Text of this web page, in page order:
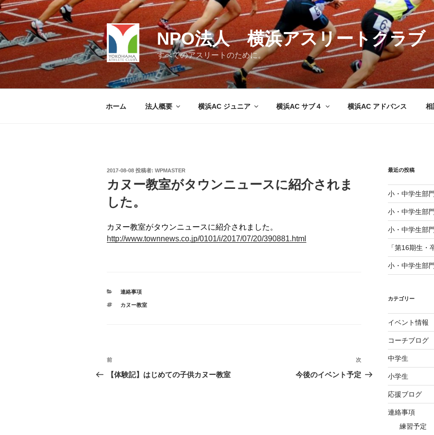
コ
ン
テ
ン
ツ
へ
ス
キ
NPO法人 横浜アスリートクラブ
すべてのアスリートのために。
ホーム 法人概要 横浜AC ジュニア 横浜AC サブ４ 横浜AC アドバンス 相
投
日:
2017-08-08 投稿者: WPMASTER
カヌー教室がタウンニュースに紹介されま
した。
カヌー教室がタウンニュースに紹介されました。
http://www.townnews.co.jp/0101/i/2017/07/20/390881.html
カ
ゴ
連絡事項
タ
カヌー教室
投
稿
前
の
前
【体験記】はじめての子供カヌー教室
次
の
次
今後のイベント予定
最近の投稿
小・中学生部
小・中学生部
小・中学生部
「第16期生・
小・中学生部
カテゴリー
イベント情報
コーチブログ
中学生
小学生
応援ブログ
連絡事項
練習予定